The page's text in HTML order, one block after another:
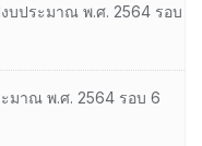
บประมาณ พ.ศ. 2564 รอบ
มาณ พ.ศ. 2564 รอบ 6